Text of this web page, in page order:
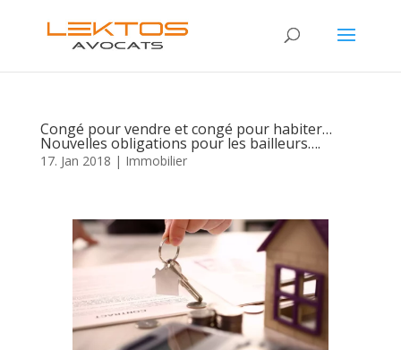
Congé pour vendre et congé pour habiter…
Nouvelles obligations pour les bailleurs….
17. Jan 2018 | Immobilier